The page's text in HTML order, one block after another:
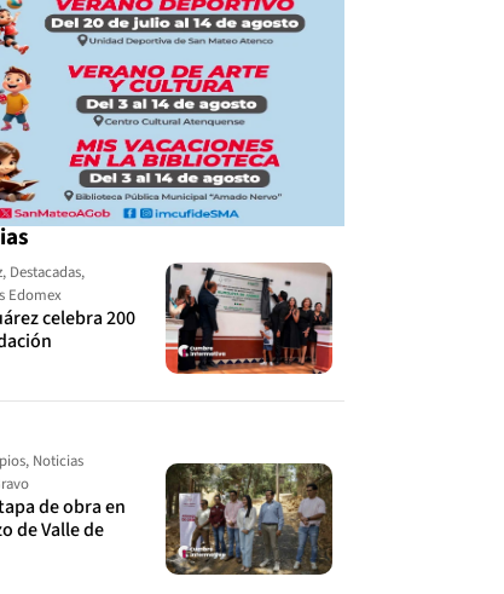
, Destacadas,
Edomex
celebra 200
, Noticias
de obra en
de Valle de